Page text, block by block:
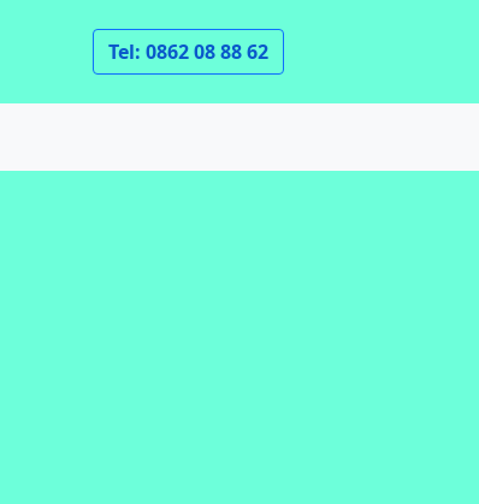
Tel: 0862 08 88 62